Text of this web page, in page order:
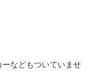
などもついていませ